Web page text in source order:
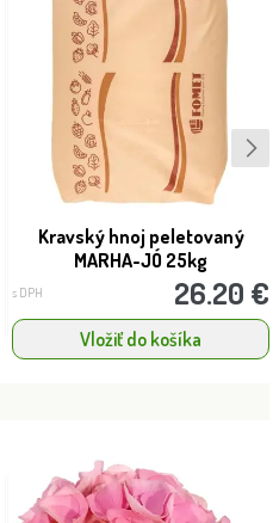
Kravský hnoj peletovaný
MARHA-JÓ 25kg
s DPH 26.20 €
Vložiť do košíka